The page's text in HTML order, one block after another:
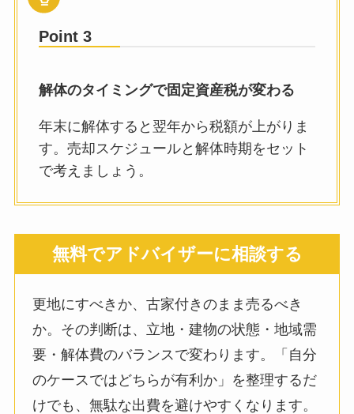
Point 3
解体のタイミングで固定資産税が変わる
年末に解体すると翌年から税額が上がりま
す。売却スケジュールと解体時期をセット
で考えましょう。
無料でアドバイザーに相談する
更地にすべきか、古家付きのまま売るべき
か。その判断は、立地・建物の状態・地域需
要・解体費のバランスで変わります。「自分
のケースではどちらが有利か」を整理するだ
けでも、無駄な出費を避けやすくなります。